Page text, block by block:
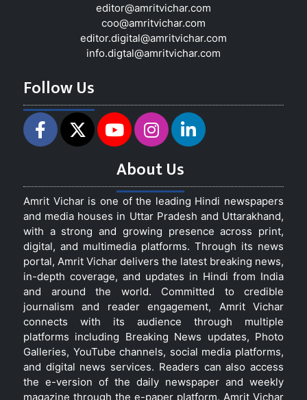
editor@amritvichar.com
coo@amritvichar.com
editor.digital@amritvichar.com
info.digtal@amritvichar.com
Follow Us
About Us
Amrit Vichar is one of the leading Hindi newspapers
and media houses in Uttar Pradesh and Uttarakhand,
with a strong and growing presence across print,
digital, and multimedia platforms. Through its news
portal, Amrit Vichar delivers the latest breaking news,
in-depth coverage, and updates in Hindi from India
and around the world. Committed to credible
journalism and reader engagement, Amrit Vichar
connects with its audience through multiple
platforms including Breaking News updates, Photo
Galleries, YouTube channels, social media platforms,
and digital news services. Readers can also access
the e-version of the daily newspaper and weekly
magazine through the e-paper platform. Amrit Vichar